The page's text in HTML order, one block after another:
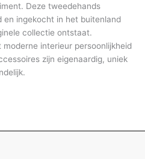
Deze tweedehands
en ingekocht in het buitenland
collectie ontstaat.
interieur persoonlijkheid
zijn eigenaardig, uniek